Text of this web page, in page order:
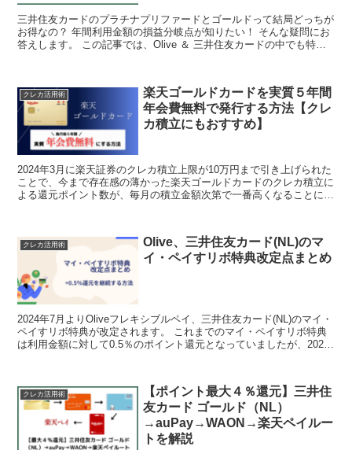
三井住友カードのプラチナプリファードとゴールドって結局どっちが
お得なの？ 年間利用金額の損益分岐点が知りたい！ そんな疑問にお
答えします。 この記事では、Olive ＆ 三井住友カードの中でも特に
クレカ活用術
楽天ゴールドカードを実質５年間
年会費無料で発行する方法【クレ
カ積立にもおすすめ】
2024年3月に楽天証券のクレカ積立上限が10万円まで引き上げられた
ことで、今まで存在感の薄かった楽天ゴールドカードのクレカ積立に
よる還元ポイント数が、毎月の積立金額次第で一番高くなることにな
クレカ活用術
Olive、三井住友カード(NL)のマ
イ・ペイすリボ特典改定点まとめ
2024年7月よりOliveフレキシブルペイ、三井住友カード(NL)のマイ・
ペイすリボ特典が改定されます。 これまでのマイ・ペイすリボ特典
は利用金額に対して0.5％のポイント還元となっていましたが、2024
クレカ活用術
【ポイント最大４％還元】三井住
友カード ゴールド（NL）
→auPay→WAON→楽天ペイルー
トを解説